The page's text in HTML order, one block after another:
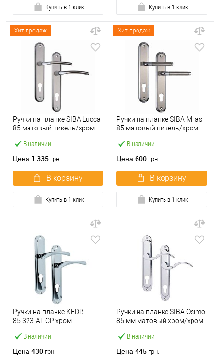
Купить в 1 клик Купить в 1 клик
Хит продаж
В наличии
Ручки на планке SIBA Lucca
85 матовый никель/хром
Цена 1 335 грн.
В корзину
Купить в 1 клик
Хит продаж
В наличии
Ручки на планке SIBA Milas
85 матовый никель/хром
Цена 600 грн.
В корзину
Купить в 1 клик
В наличии
Ручки на планке KEDR
85.323-AL CP хром
Цена 430 грн.
В наличии
Ручки на планке SIBA Osimo
85 мм матовый хром/хром
Цена 445 грн.